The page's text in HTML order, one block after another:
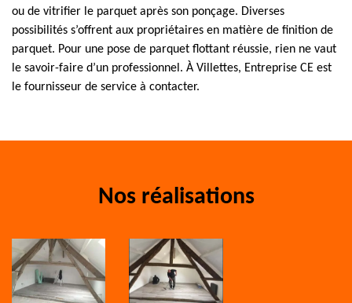
ou de vitrifier le parquet après son ponçage. Diverses
possibilités s’offrent aux propriétaires en matière de finition de
parquet. Pour une pose de parquet flottant réussie, rien ne vaut
le savoir-faire d’un professionnel. À Villettes, Entreprise CE est
le fournisseur de service à contacter.
Nos réalisations